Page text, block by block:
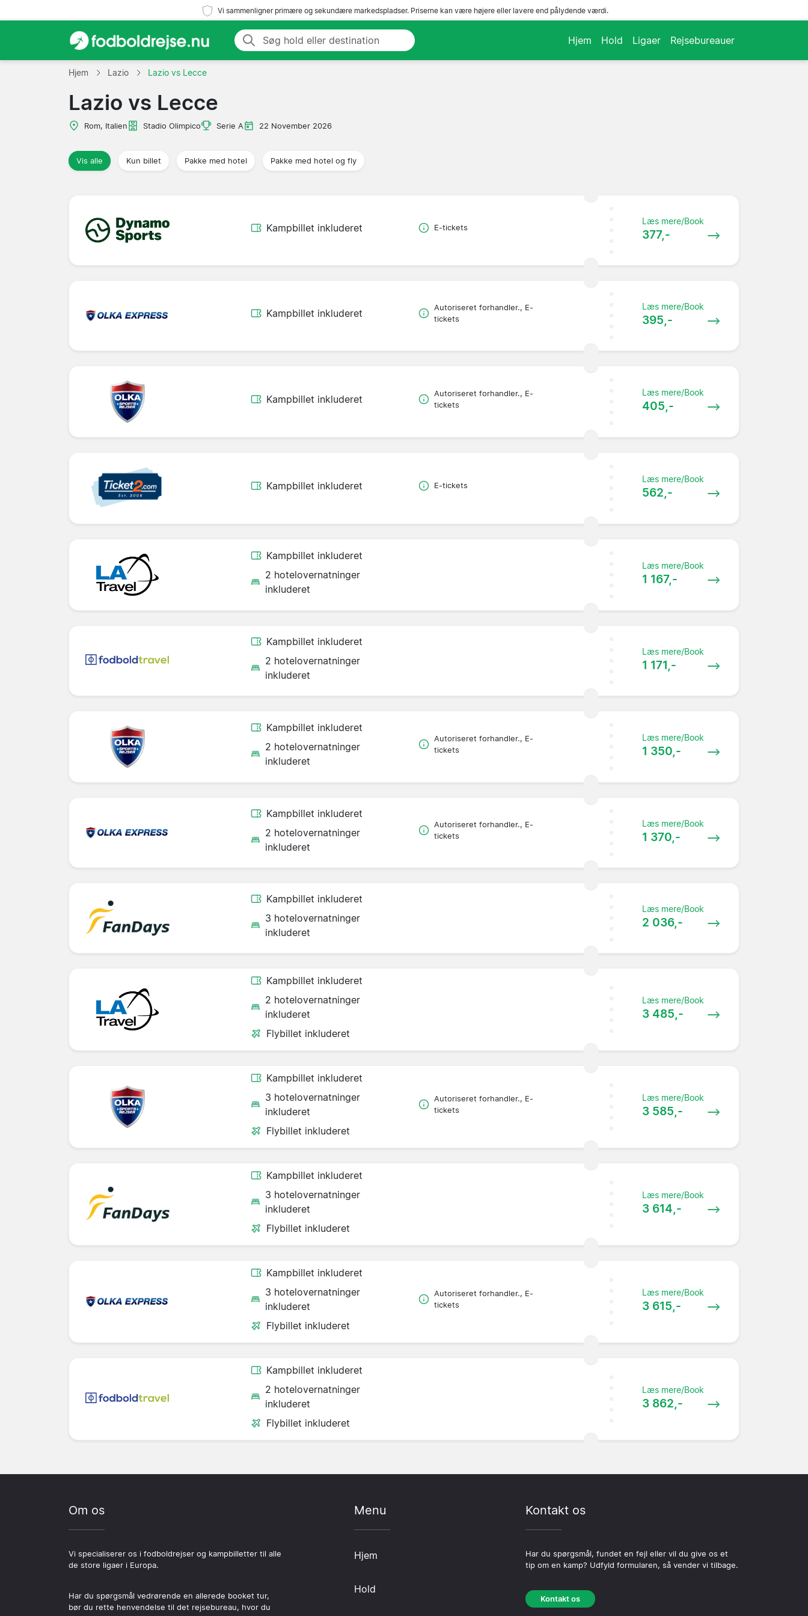
Vi sammenligner primære og sekundære markedspladser. Priserne kan være højere eller lavere end pålydende værdi.
Hjem Hold Ligaer Rejsebureauer
Hjem Lazio Lazio vs Lecce
Lazio vs Lecce
Rom, Italien Stadio Olimpico Serie A 22 November 2026
Vis alle Kun billet Pakke med hotel Pakke med hotel og fly
Kampbillet inkluderet E-tickets
Læs mere/Book
377,-
Kampbillet inkluderet
Autoriseret forhandler., E-
tickets
Læs mere/Book
395,-
Kampbillet inkluderet
Autoriseret forhandler., E-
tickets
Læs mere/Book
405,-
Kampbillet inkluderet E-tickets
Læs mere/Book
562,-
Kampbillet inkluderet
2 hotelovernatninger
inkluderet
Læs mere/Book
1 167,-
Kampbillet inkluderet
2 hotelovernatninger
inkluderet
Læs mere/Book
1 171,-
Kampbillet inkluderet
2 hotelovernatninger
inkluderet
Autoriseret forhandler., E-
tickets
Læs mere/Book
1 350,-
Kampbillet inkluderet
2 hotelovernatninger
inkluderet
Autoriseret forhandler., E-
tickets
Læs mere/Book
1 370,-
Kampbillet inkluderet
3 hotelovernatninger
inkluderet
Læs mere/Book
2 036,-
Kampbillet inkluderet
2 hotelovernatninger
inkluderet
Flybillet inkluderet
Læs mere/Book
3 485,-
Kampbillet inkluderet
3 hotelovernatninger
inkluderet
Flybillet inkluderet
Autoriseret forhandler., E-
tickets
Læs mere/Book
3 585,-
Kampbillet inkluderet
3 hotelovernatninger
inkluderet
Flybillet inkluderet
Læs mere/Book
3 614,-
Kampbillet inkluderet
3 hotelovernatninger
inkluderet
Flybillet inkluderet
Autoriseret forhandler., E-
tickets
Læs mere/Book
3 615,-
Kampbillet inkluderet
2 hotelovernatninger
inkluderet
Flybillet inkluderet
Læs mere/Book
3 862,-
Om os
Vi specialiserer os i fodboldrejser og kampbilletter til alle
de store ligaer i Europa.
Har du spørgsmål vedrørende en allerede booket tur,
bør du rette henvendelse til det rejsebureau, hvor du
Menu
Hjem
Hold
Kontakt os
Har du spørgsmål, fundet en fejl eller vil du give os et
tip om en kamp? Udfyld formularen, så vender vi tilbage.
Kontakt os